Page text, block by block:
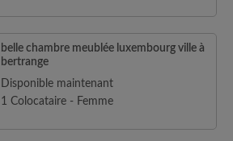
belle chambre meublée luxembourg ville à
bertrange
Disponible maintenant
1 Colocataire - Femme